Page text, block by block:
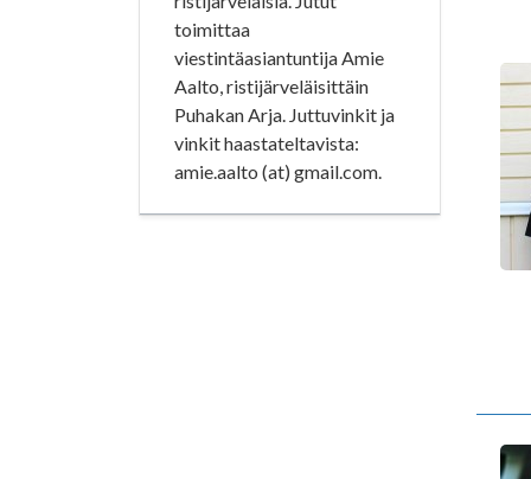
toimittaa
viestintäasiantuntija Amie
Aalto, ristijärveläisittäin
Puhakan Arja. Juttuvinkit ja
vinkit haastateltavista:
amie.aalto (at) gmail.com.